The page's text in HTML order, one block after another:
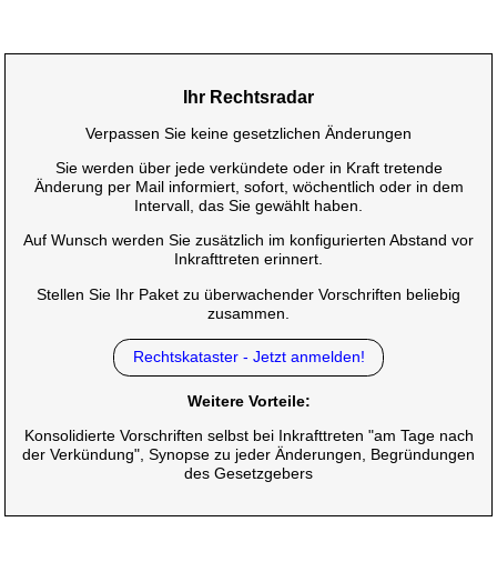
Ihr Rechtsradar
Verpassen Sie keine gesetzlichen Änderungen
Sie werden über jede verkündete oder in Kraft tretende
Änderung per Mail informiert, sofort, wöchentlich oder in dem
Intervall, das Sie gewählt haben.
Auf Wunsch werden Sie zusätzlich im konfigurierten Abstand vor
Inkrafttreten erinnert.
Stellen Sie Ihr Paket zu überwachender Vorschriften beliebig
zusammen.
Rechtskataster - Jetzt anmelden!
Weitere Vorteile:
Konsolidierte Vorschriften selbst bei Inkrafttreten "am Tage nach
der Verkündung", Synopse zu jeder Änderungen, Begründungen
des Gesetzgebers